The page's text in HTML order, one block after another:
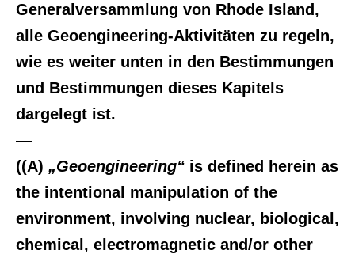
Generalversammlung von Rhode Island,
alle Geoengineering-Aktivitäten zu regeln,
wie es weiter unten in den Bestimmungen
und Bestimmungen dieses Kapitels
dargelegt ist.
—
((A) „Geoengineering“ is defined herein as
the intentional manipulation of the
environment, involving nuclear, biological,
chemical, electromagnetic and/or other